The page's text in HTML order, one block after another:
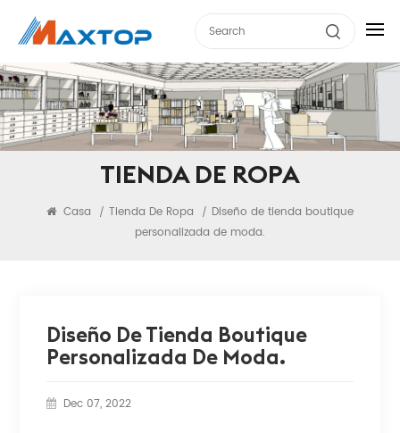
TIENDA DE ROPA
Casa / Tienda De Ropa / Diseño de tienda boutique
personalizada de moda.
Diseño De Tienda Boutique
Personalizada De Moda.
Dec 07, 2022